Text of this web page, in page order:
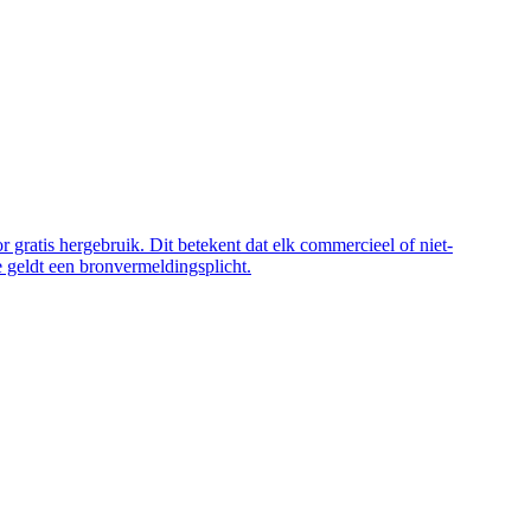
gratis hergebruik. Dit betekent dat elk commercieel of niet-
een bronvermeldingsplicht.